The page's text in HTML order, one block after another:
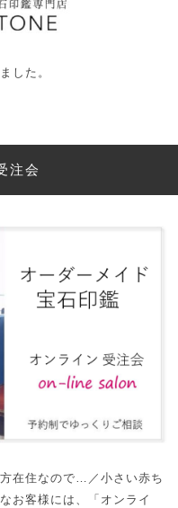
した。
注会
在住なので…／小さい赤ち
お客様には、「オンライ